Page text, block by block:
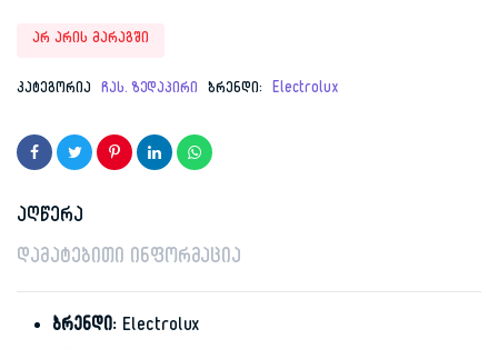
price
price
არ არის მარაგში
კატეგორია ჩას. ზედაპირი ბრენდი: Electrolux
აღწერა
დამატებითი ინფორმაცია
ბრენდი:Electrolux